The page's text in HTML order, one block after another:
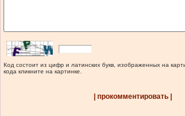
Код состоит из цифр и латинских букв, изображенных на
кода кликните на картинке.
| прокомментировать |